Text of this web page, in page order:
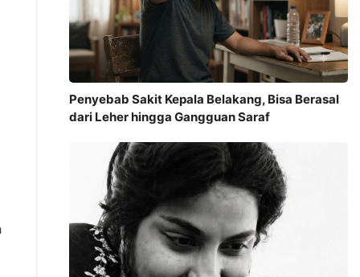
Penyebab Sakit Kepala Belakang, Bisa Berasal
dari Leher hingga Gangguan Saraf